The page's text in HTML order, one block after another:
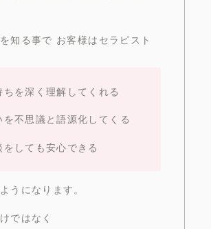
知る事で お客様はセラピスト
ちを深く理解してくれる
を不思議と語源化してくる
をしても安心できる
うになります。
ではなく